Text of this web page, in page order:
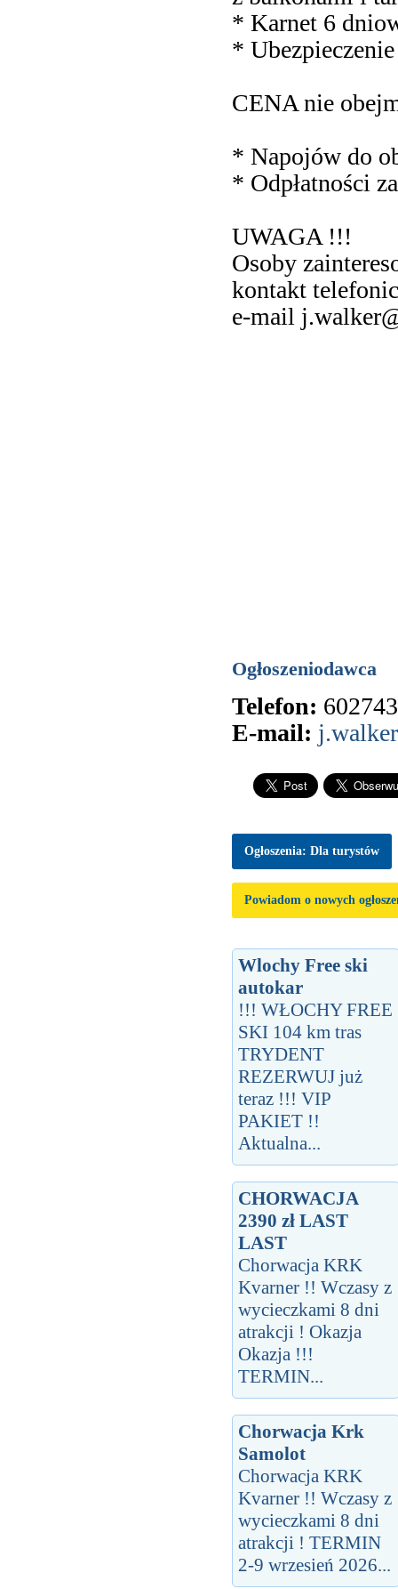
* Karnet 6
*
CENA nie
* Napojów do
* Odpłatności
UWAGA !!!
Osoby
kontakt
e-mail
Ogłoszeniodawca
Telefon:
E-mail:
Ogłoszenia: Dla turystów
Powiadom o nowych
Wlochy Free ski
autokar
!!! WŁOCHY FREE
SKI 104 km tras
TRYDENT
REZERWUJ już
teraz !!! VIP
PAKIET !!
Aktualna...
CHORWACJA
2390 zł LAST
LAST
Chorwacja KRK
Kvarner !! Wczasy z
wycieczkami 8 dni
atrakcji ! Okazja
Okazja !!!
TERMIN...
Chorwacja Krk
Samolot
Chorwacja KRK
Kvarner !! Wczasy z
wycieczkami 8 dni
atrakcji ! TERMIN
2-9 wrzesień 2026...